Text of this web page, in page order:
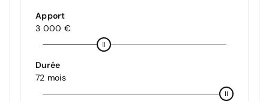
Apport
3 000 €
Durée
72 mois